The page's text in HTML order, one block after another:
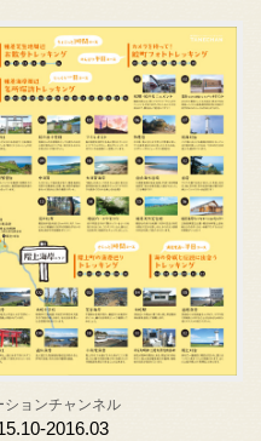
ョンチャンネル
2016.03